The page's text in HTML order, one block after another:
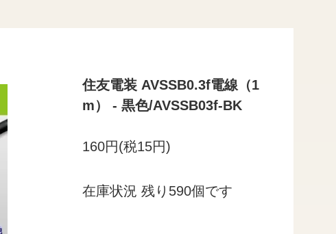
住友電装 AVSSB0.3f電線（1
m） - 黒色/AVSSB03f-BK
160円(税15円)
在庫状況 残り590個です